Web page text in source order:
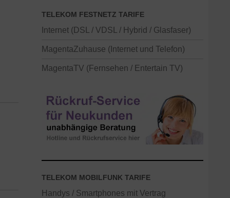
TELEKOM FESTNETZ TARIFE
Internet (DSL / VDSL / Hybrid / Glasfaser)
MagentaZuhause (Internet und Telefon)
MagentaTV (Fernsehen / Entertain TV)
TELEKOM MOBILFUNK TARIFE
Handys / Smartphones mit Vertrag